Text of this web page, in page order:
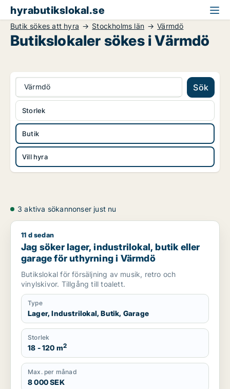
hyrabutikslokal.se
Butik sökes att hyra Stockholms län Värmdö
Butikslokaler sökes i Värmdö
Värmdö Sök
Butik
Vill hyra
Storlek
3 aktiva sökannonser just nu
Jag söker lager, industrilokal, butik eller garage för
11 d sedan
Jag söker lager, industrilokal, butik eller
garage för uthyrning i Värmdö
Butikslokal för försäljning av musik, retro och
vinylskivor. Tillgång till toalett.
Type
Lager, Industrilokal, Butik, Garage
Storlek
18 - 120 m2
Max. per månad
8 000 SEK